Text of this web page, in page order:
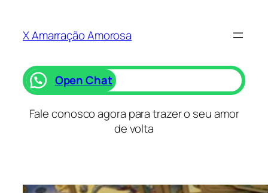
X Amarração Amorosa
Open Chat
Fale conosco agora para trazer o seu amor
de volta